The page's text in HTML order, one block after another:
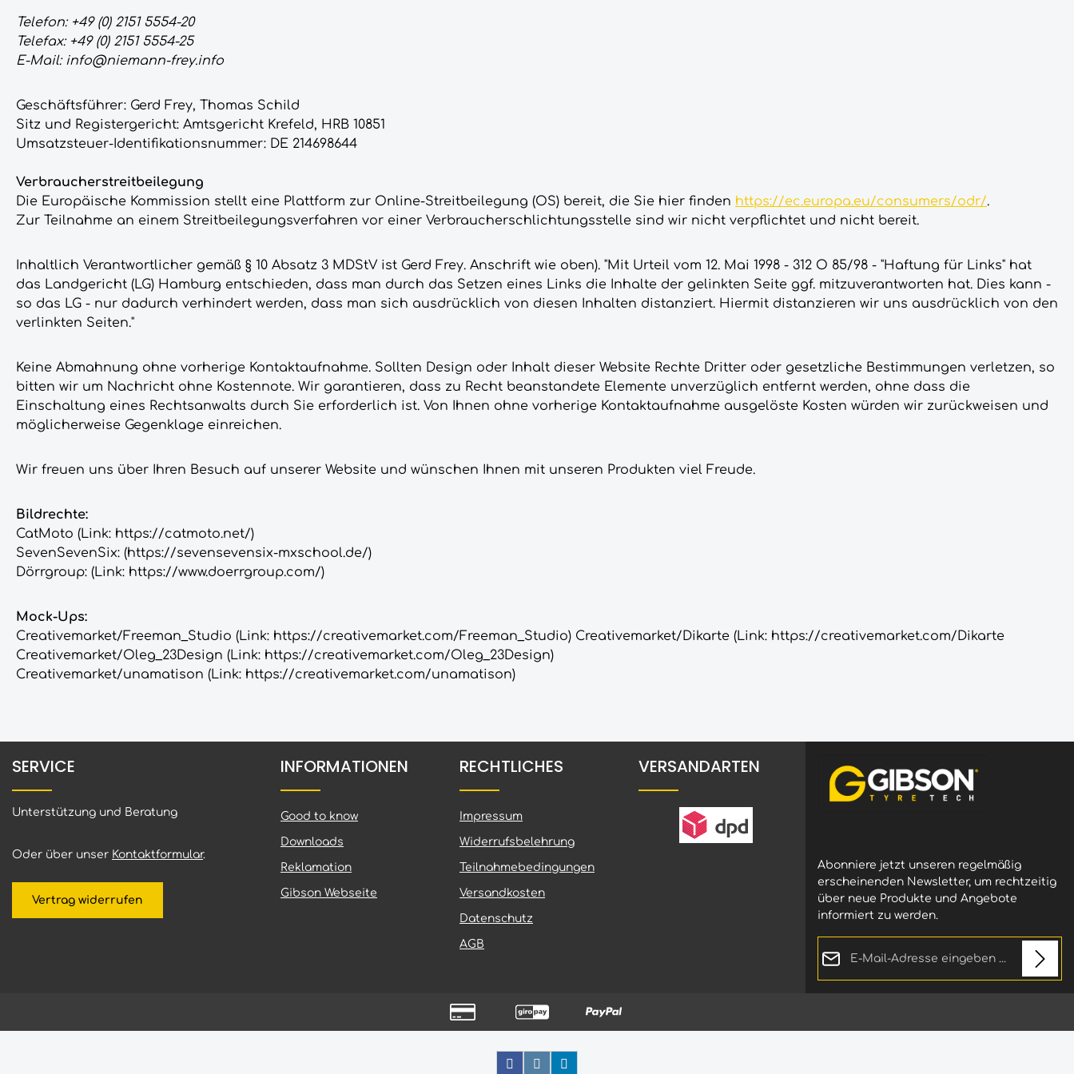
Telefon: +49 (0) 2151 5554-20
Telefax: +49 (0) 2151 5554-25
E-Mail: info@niemann-frey.info
Geschäftsführer: Gerd Frey, Thomas Schild
Sitz und Registergericht: Amtsgericht Krefeld, HRB 10851
Umsatzsteuer-Identifikationsnummer: DE 214698644
Verbraucherstreitbeilegung
Die Europäische Kommission stellt eine Plattform zur Online-Streitbeilegung (OS) bereit, die Sie hier finden https://ec.europa.eu/consumers/odr/.
Zur Teilnahme an einem Streitbeilegungsverfahren vor einer Verbraucherschlichtungsstelle sind wir nicht verpflichtet und nicht bereit.
Inhaltlich Verantwortlicher gemäß § 10 Absatz 3 MDStV ist Gerd Frey. Anschrift wie oben). "Mit Urteil vom 12. Mai 1998 - 312 O 85/98 - "Haftung für Links" hat
das Landgericht (LG) Hamburg entschieden, dass man durch das Setzen eines Links die Inhalte der gelinkten Seite ggf. mitzuverantworten hat. Dies kann -
so das LG - nur dadurch verhindert werden, dass man sich ausdrücklich von diesen Inhalten distanziert. Hiermit distanzieren wir uns ausdrücklich von den
verlinkten Seiten."
Keine Abmahnung ohne vorherige Kontaktaufnahme. Sollten Design oder Inhalt dieser Website Rechte Dritter oder gesetzliche Bestimmungen verletzen, so
bitten wir um Nachricht ohne Kostennote. Wir garantieren, dass zu Recht beanstandete Elemente unverzüglich entfernt werden, ohne dass die
Einschaltung eines Rechtsanwalts durch Sie erforderlich ist. Von Ihnen ohne vorherige Kontaktaufnahme ausgelöste Kosten würden wir zurückweisen und
möglicherweise Gegenklage einreichen.
Wir freuen uns über Ihren Besuch auf unserer Website und wünschen Ihnen mit unseren Produkten viel Freude.
Bildrechte:
CatMoto (Link: https://catmoto.net/)
SevenSevenSix: (https://sevensevensix-mxschool.de/)
Dörrgroup: (Link: https://www.doerrgroup.com/)
Mock-Ups:
Creativemarket/Freeman_Studio (Link: https://creativemarket.com/Freeman_Studio) Creativemarket/Dikarte (Link: https://creativemarket.com/Dikarte
Creativemarket/Oleg_23Design (Link: https://creativemarket.com/Oleg_23Design)
Creativemarket/unamatison (Link: https://creativemarket.com/unamatison)
SERVICE
Unterstützung und Beratung
Oder über unser Kontaktformular.
Vertrag widerrufen
INFORMATIONEN
Good to know
Downloads
Reklamation
Gibson Webseite
RECHTLICHES
Impressum
Widerrufsbelehrung
Teilnahmebedingungen
Versandkosten
Datenschutz
AGB
VERSANDARTEN
Abonniere jetzt unseren regelmäßig
erscheinenden Newsletter, um rechtzeitig
über neue Produkte und Angebote
informiert zu werden.
Datenschutz
Loading...
Felder sind Pflichtfelder.